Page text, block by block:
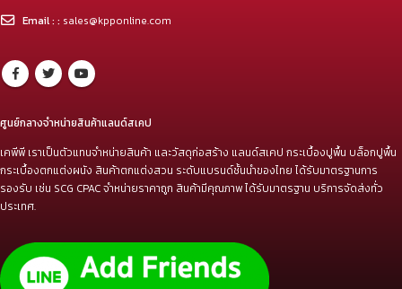
Email : : sales@kpponline.com
ศูนย์กลางจำหน่ายสินค้าแลนด์สเคป
เคพีพี เราเป็นตัวแทนจำหน่ายสินค้า และวัสดุก่อสร้าง แลนด์สเคป กระเบื้องปูพื้น บล็อกปูพื้น
กระเบื้องตกแต่งผนัง สินค้าตกแต่งสวน ระดับแบรนด์ชั้นนำของไทย ได้รับมาตรฐานการ
รองรับ เช่น SCG CPAC จำหน่ายราคาถูก สินค้ามีคุณภาพ ได้รับมาตรฐาน บริการจัดส่งทั่ว
ประเทศ.